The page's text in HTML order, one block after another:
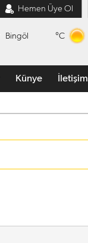
Hemen Üye Ol
Bingöl °C
Künye İletişim